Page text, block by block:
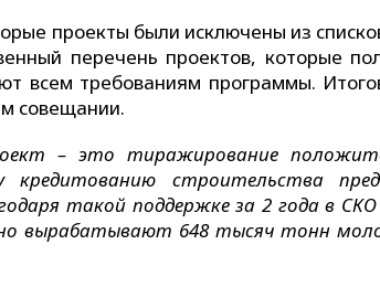
проекты были исключены из
перечень проектов, которые
всем требованиям программы.
совещании.
– это тиражирование
строительства
такой поддержке за 2 года в
вырабатывают 648 тысяч тонн